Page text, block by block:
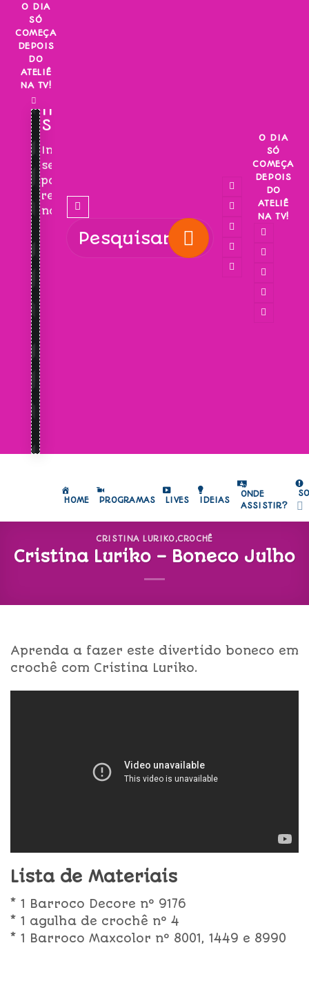
Skip
content
O DIA
SÓ
COMEÇA
DEPOIS
DO
ATELIÊ
NA TV!
INSCREVA-
SE!
Inscreva-
se
para
receber
novidades!
O DIA
SÓ
COMEÇA
DEPOIS
DO
ATELIÊ
NA TV!
HOME PROGRAMAS LIVES IDEIAS
ONDE
ASSISTIR?
CRISTINA LURIKO,CROCHÊ
Cristina Luriko – Boneco Julho
Aprenda a fazer este divertido boneco em
crochê com Cristina Luriko.
Lista de Materiais
* 1 Barroco Decore nº 9176
* 1 agulha de crochê nº 4
* 1 Barroco Maxcolor nº 8001, 1449 e 8990